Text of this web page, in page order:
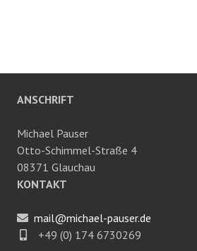
ANSCHRIFT
Michael Pauser
Otto-Schimmel-Straße 4
08371 Glauchau
KONTAKT
mail@michael-pauser.de
+49 (0) 174 6730269